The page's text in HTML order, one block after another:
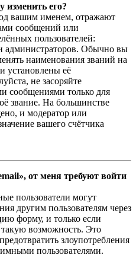
изменить его?
вашим именем, отражают
сообщений или
пользователей:
администраторов. Обычно вы
наименования званий на
установлены её
не засоряйте
сообщениями только для
звание. На большинстве
и модератор или
вашего счётчика
от меня требуют войти
пользователи могут
другим пользователям через
форму, и только если
возможность. Это
злоупотребления
пользователями.